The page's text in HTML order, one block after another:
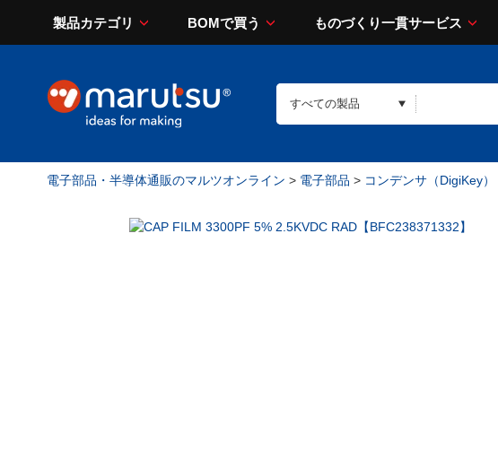
製品カテゴリ BOMで買う ものづくり一貫サービス
電子部品・半導体通販のマルツオンライン > 電子部品 > コンデンサ（DigiKey）